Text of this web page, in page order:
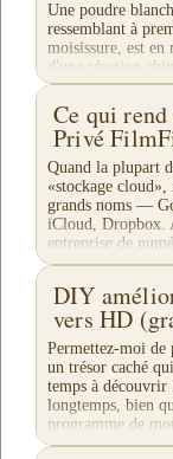
Une poudre
ressemblant à
moisissure, est en
d'une réaction
produit lorsque la
détériore
Ce qui
Privé
Quand la plupart
«stockage cloud»,
grands noms —
iCloud, Dropbox.
entreprise de
proposerait-elle
DIY
vers HD
Permettez-moi de
un trésor caché
temps à découvrir
longtemps, bien
programme de
n'obtenais pas de...